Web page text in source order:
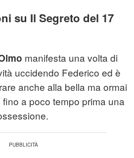
su Il Segreto del 17
manifesta una volta di
uccidendo Federico ed è
anche alla bella ma ormai
a poco tempo prima una